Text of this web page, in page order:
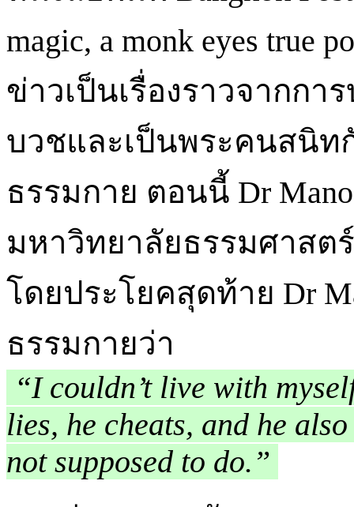
magic, a monk eyes
ข่าวเป็นเรื่องราวจากกา
บวชและเป็นพระคนสนิท
ธรรมกาย ตอนนี้ Dr
มหาวิทยาลัยธรรมศาส
โดยประโยคสุดท้าย Dr
ธรรมกายว่า
“I couldn’t live with
lies, he cheats, and he
not supposed to do.”